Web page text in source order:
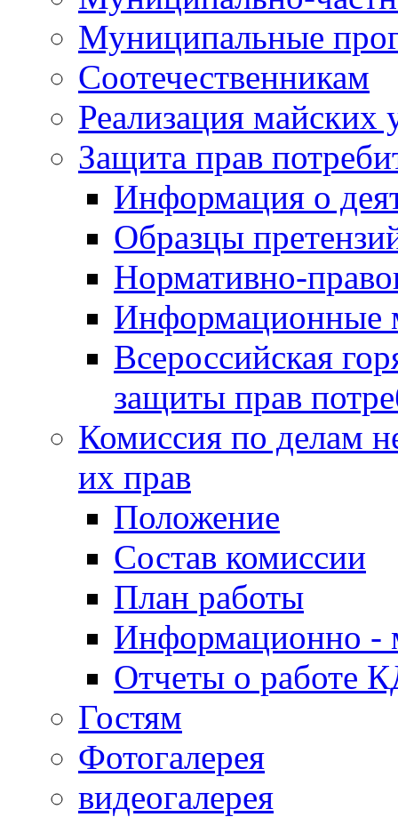
Муниципальные
Соотечественникам
Реализация майских
Защита прав
Информация о
Образцы
Нормативно-
Информационные
Всероссийская
защиты прав
Комиссия по делам
их прав
Положение
Состав комиссии
План работы
Информационно -
Отчеты о работе
Гостям
Фотогалерея
видеогалерея